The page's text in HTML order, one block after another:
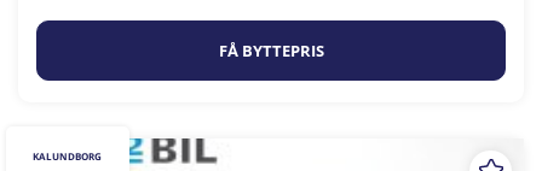
FÅ BYTTEPRIS
KALUNDBORG